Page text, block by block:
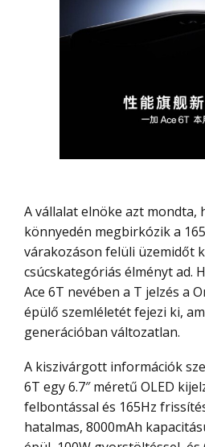
A vállalat elnöke azt mondta, hogy az Ace 6T
könnyedén megbirkózik a
várakozáson felüli üzemidőt
csúcskategóriás élményt ad.
Ace 6T nevében a T jelzés a
épülő szemléletét fejezi ki,
generációban változatlan.
A kiszivárgott információk szerint az OnePlus Ace
6T egy 6.7″ méretű OLED
felbontással és 165Hz
hatalmas, 8000mAh